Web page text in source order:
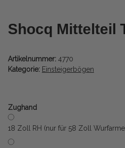
Shocq Mittelteil
Artikelnummer: 4770
Kategorie: Einsteigerbögen
Zughand
18 Zoll RH (nur für 58 Zoll